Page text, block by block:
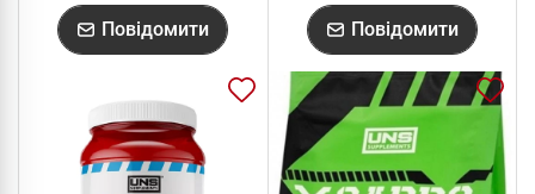
Повідомити
Повідомити